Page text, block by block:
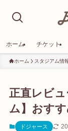
ホーム チケット
ホーム スタジアム情
正直レビ
ム】おす
ドジャース